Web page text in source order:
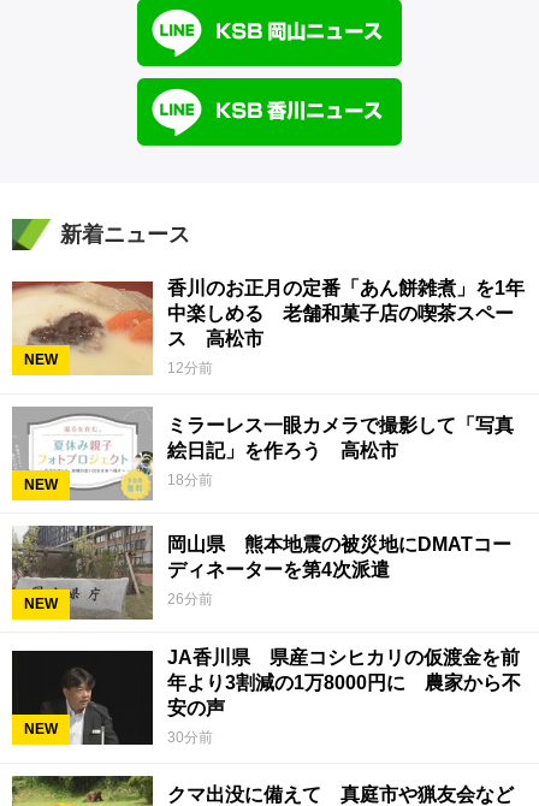
新着ニュース
NEW
香川のお正月の定番「あん餅雑煮」を1年
中楽しめる 老舗和菓子店の喫茶スペー
ス 高松市
12分前
NEW
ミラーレス一眼カメラで撮影して「写真
絵日記」を作ろう 高松市
18分前
NEW
岡山県 熊本地震の被災地にDMATコー
ディネーターを第4次派遣
26分前
NEW
JA香川県 県産コシヒカリの仮渡金を前
年より3割減の1万8000円に 農家から不
安の声
30分前
クマ出没に備えて 真庭市や猟友会など